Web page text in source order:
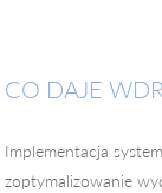
CO DAJE
Implementacja
zoptymalizowanie